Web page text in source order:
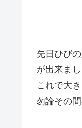
先日ひび
が出来まし
これで大
勿論その